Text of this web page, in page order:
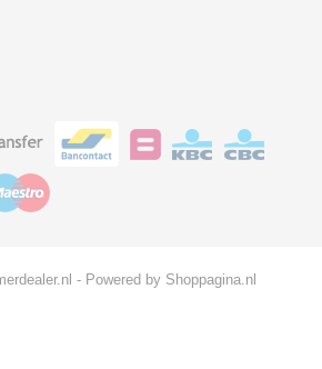
- Powered by Shoppagina.nl